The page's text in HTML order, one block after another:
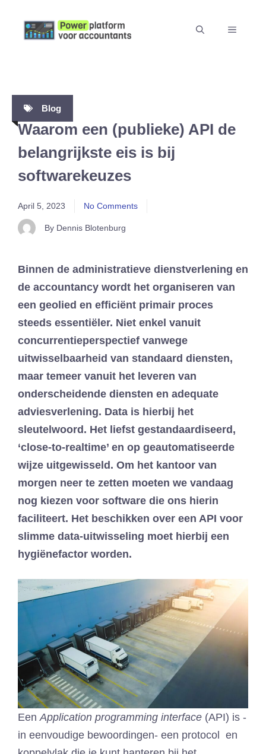
content
MENU
Blog
Waarom een (publieke) API de
belangrijkste eis is bij
softwarekeuzes
April 5, 2023 No Comments
By Dennis Blotenburg
Binnen de administratieve dienstverlening en
de accountancy wordt het organiseren van
een geolied en efficiënt primair proces
steeds essentiëler. Niet enkel vanuit
concurrentieperspectief vanwege
uitwisselbaarheid van standaard diensten,
maar temeer vanuit het leveren van
onderscheidende diensten en adequate
adviesverlening. Data is hierbij het
sleutelwoord. Het liefst gestandaardiseerd,
‘close-to-realtime’ en op geautomatiseerde
wijze uitgewisseld. Om het kantoor van
morgen neer te zetten moeten we vandaag
nog kiezen voor software die ons hierin
faciliteert. Het beschikken over een API voor
slimme data-uitwisseling moet hierbij een
hygiënefactor worden.
EenApplication programming interface (API) is -
in eenvoudige bewoordingen- een protocol en